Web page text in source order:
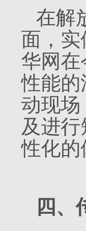
在解
面，实
华网在
性能的
动现场
及进
性化的
四、